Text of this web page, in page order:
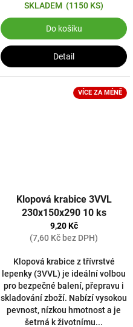
SKLADEM (1150 KS)
Do košíku
Detail
VÍCE ZA MÉNĚ
Klopová krabice 3VVL
230x150x290 10 ks
9,20 Kč
(7,60 Kč bez DPH)
Klopová krabice z třívrstvé
lepenky (3VVL) je ideální volbou
pro bezpečné balení, přepravu i
skladování zboží. Nabízí vysokou
pevnost, nízkou hmotnost a je
šetrná k životnímu...